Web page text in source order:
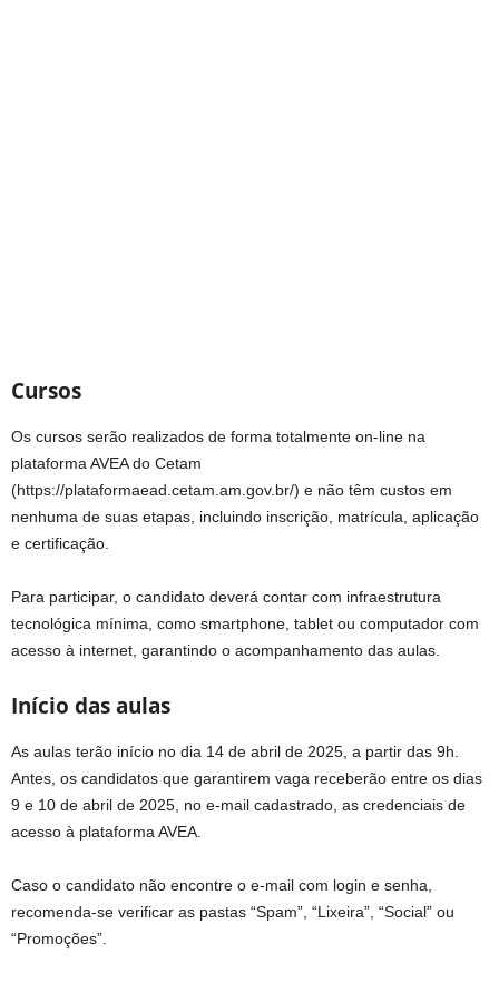
Cursos
Os cursos serão realizados de forma totalmente on-line na
plataforma AVEA do Cetam
(https://plataformaead.cetam.am.gov.br/) e não têm custos em
nenhuma de suas etapas, incluindo inscrição, matrícula, aplicação
e certificação.
Para participar, o candidato deverá contar com infraestrutura
tecnológica mínima, como smartphone, tablet ou computador com
acesso à internet, garantindo o acompanhamento das aulas.
Início das aulas
As aulas terão início no dia 14 de abril de 2025, a partir das 9h.
Antes, os candidatos que garantirem vaga receberão entre os dias
9 e 10 de abril de 2025, no e-mail cadastrado, as credenciais de
acesso à plataforma AVEA.
Caso o candidato não encontre o e-mail com login e senha,
recomenda-se verificar as pastas “Spam”, “Lixeira”, “Social” ou
“Promoções”.